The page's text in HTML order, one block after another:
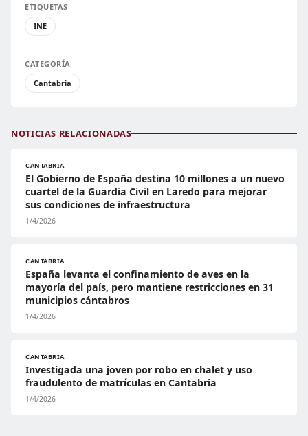
ETIQUETAS
INE
CATEGORÍA
Cantabria
NOTICIAS RELACIONADAS
CANTABRIA
El Gobierno de España destina 10 millones a un nuevo
cuartel de la Guardia Civil en Laredo para mejorar
sus condiciones de infraestructura
1/4/2026
CANTABRIA
España levanta el confinamiento de aves en la
mayoría del país, pero mantiene restricciones en 31
municipios cántabros
1/4/2026
CANTABRIA
Investigada una joven por robo en chalet y uso
fraudulento de matrículas en Cantabria
1/4/2026